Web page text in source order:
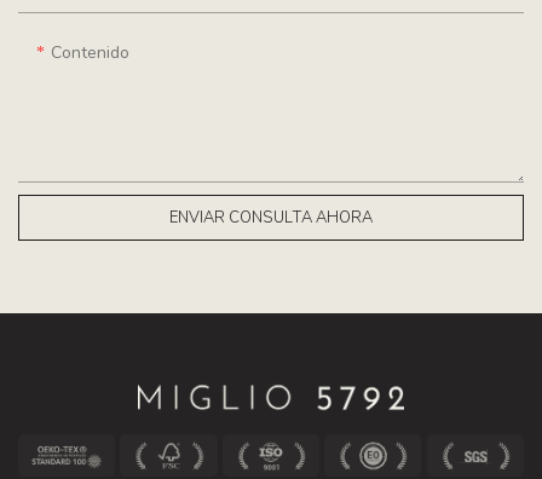
Contenido
ENVIAR CONSULTA AHORA